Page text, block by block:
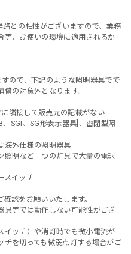
との相性がございますので、業務
等、お使いの環境に適用されるか
ので、下記のような照明器具でで
の対象外となります。
に隣接して販売元の記載がない
、SGI、SG形表示器具]、密閉型照
海外仕様の照明器具
照明など一つの灯具で大量の電球
スイッチ
認をお願いいたします。
具等では動作しない可能性がござ
イッチ）や消灯時でも微小電流が
チを切っても微弱点灯する場合がご